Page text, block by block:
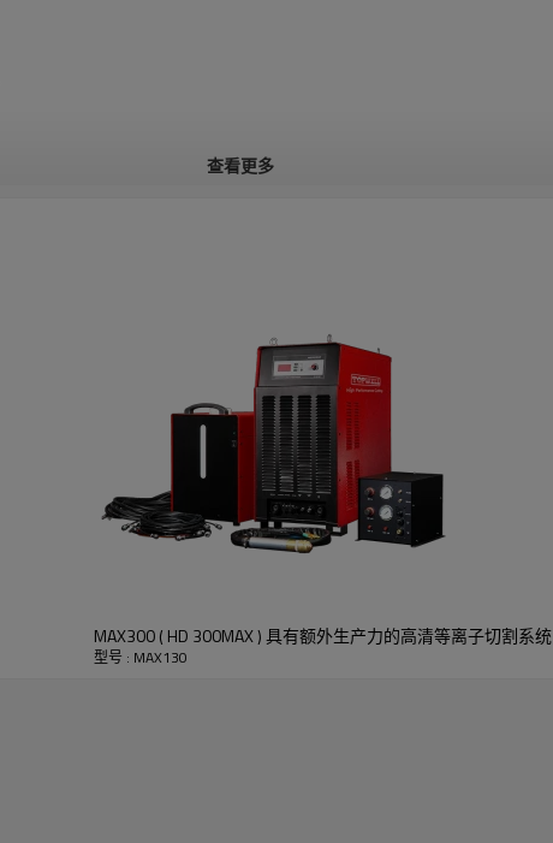
厚度
查看更多
MAX300 ( HD 300MAX ) 具有额外生产力的高清等离子切割系统
型号 : MAX130